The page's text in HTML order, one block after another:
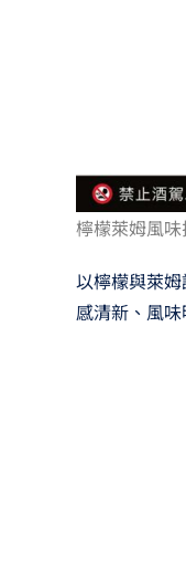
檸檬萊姆風
以檸檬與萊
感清新、風